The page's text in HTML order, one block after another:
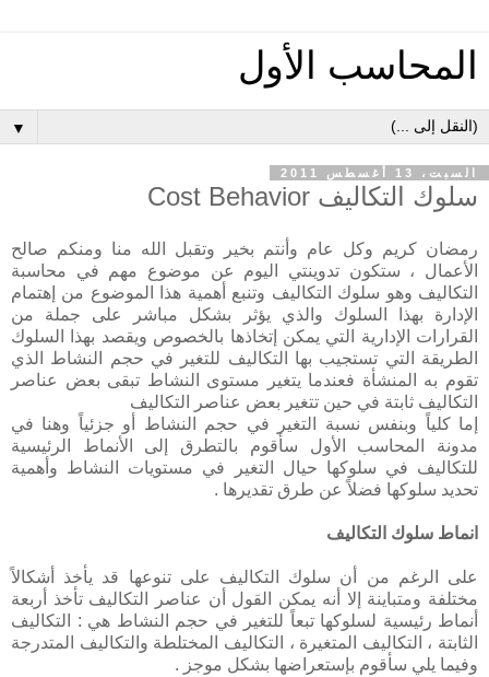
المحاسب الأول
▼
السبت، 13 أغسطس 2011
سلوك التكاليف Cost Behavior
رمضان كريم وكل عام وأنتم بخير وتقبل الله منا ومنكم صالح
الأعمال ، ستكون تدوينتي اليوم عن موضوع مهم في محاسبة
التكاليف وهو سلوك التكاليف وتنبع أهمية هذا الموضوع من إهتمام
الإدارة بهذا السلوك والذي يؤثر بشكل مباشر على جملة من
القرارات الإدارية التي يمكن إتخاذها بالخصوص ويقصد بهذا السلوك
الطريقة التي تستجيب بها التكاليف للتغير في حجم النشاط الذي
تقوم به المنشأة فعندما يتغير مستوى النشاط تبقى بعض عناصر
التكاليف ثابتة في حين تتغير بعض عناصر التكاليف
إما كلياً وبنفس نسبة التغير في حجم النشاط أو جزئياً وهنا في
مدونة المحاسب الأول سأقوم بالتطرق إلى الأنماط الرئيسية
للتكاليف في سلوكها حيال التغير في مستويات النشاط وأهمية
تحديد سلوكها فضلاً عن طرق تقديرها .
انماط سلوك التكاليف
على الرغم من أن سلوك التكاليف على تنوعها قد يأخذ أشكالاً
مختلفة ومتباينة إلا أنه يمكن القول أن عناصر التكاليف تأخذ أربعة
أنماط رئيسية لسلوكها تبعاً للتغير في حجم النشاط هي : التكاليف
الثابتة ، التكاليف المتغيرة ، التكاليف المختلطة والتكاليف المتدرجة
وفيما يلي سأقوم بإستعراضها بشكل موجز .